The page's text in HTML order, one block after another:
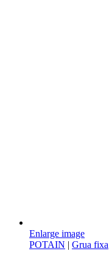
Enlarge image
POTAIN | Grua fixa